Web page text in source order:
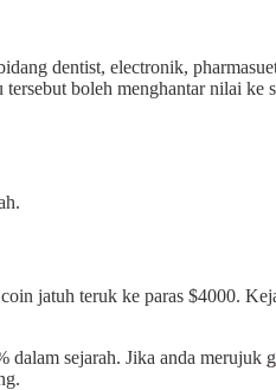
dentist, electronik,
boleh menghantar nilai ke
jatuh teruk ke paras $4000.
dalam sejarah. Jika anda merujuk